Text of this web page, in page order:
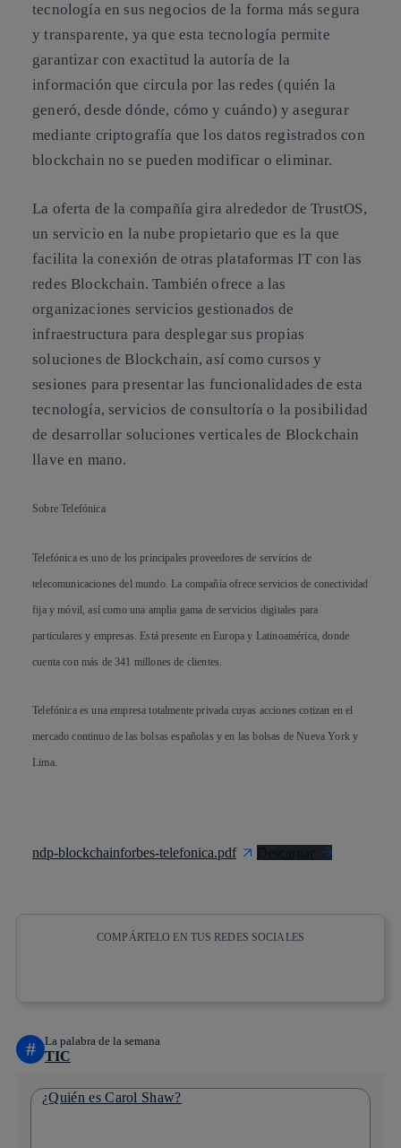
tecnología en sus negocios de la forma más segura
y transparente, ya que esta tecnología permite
garantizar con exactitud la autoría de la
información que circula por las redes (quién la
generó, desde dónde, cómo y cuándo) y asegurar
mediante criptografía que los datos registrados con
blockchain no se pueden modificar o eliminar.
La oferta de la compañía gira alrededor de TrustOS,
un servicio en la nube propietario que es la que
facilita la conexión de otras plataformas IT con las
redes Blockchain. También ofrece a las
organizaciones servicios gestionados de
infraestructura para desplegar sus propias
soluciones de Blockchain, así como cursos y
sesiones para presentar las funcionalidades de esta
tecnología, servicios de consultoría o la posibilidad
de desarrollar soluciones verticales de Blockchain
llave en mano.
Sobre Telefónica
Telefónica es uno de los principales proveedores de servicios de
telecomunicaciones del mundo. La compañía ofrece servicios de conectividad
fija y móvil, así como una amplia gama de servicios digitales para
particulares y empresas. Está presente en Europa y Latinoamérica, donde
cuenta con más de 341 millones de clientes.
Telefónica es una empresa totalmente privada cuyas acciones cotizan en el
mercado continuo de las bolsas españolas y en las bolsas de Nueva York y
Lima.
ndp-blockchainforbes-telefonica.pdf Descargar
COMPÁRTELO EN TUS REDES SOCIALES
# La palabra de la semana
TIC
¿Quién es Carol Shaw?